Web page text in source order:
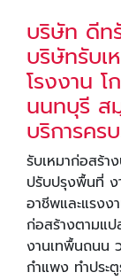
บริษัท ดีท
บริษัทรับเ
โรงงาน
นนทบุรี ส
บริการคร
รับเหมาก่อสร้า
ปรับปรุงพื้นที่ ง
อาชีพและแรงง
ก่อสร้างตามแ
งานเทพื้นถนน
กำแพง ทำประ